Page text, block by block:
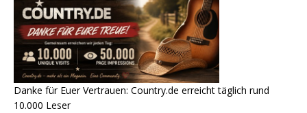
Danke für Euer Vertrauen: Country.de erreicht täglich rund
10.000 Leser